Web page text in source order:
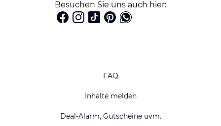
Besuchen Sie uns auch hier:
FAQ
Inhalte melden
Deal-Alarm, Gutscheine uvm.